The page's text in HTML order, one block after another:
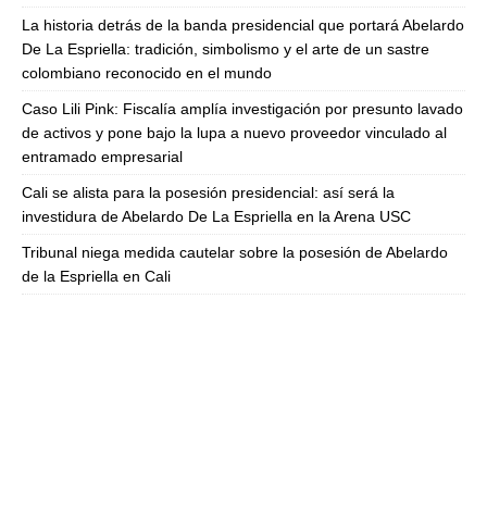
La historia detrás de la banda presidencial que portará Abelardo
De La Espriella: tradición, simbolismo y el arte de un sastre
colombiano reconocido en el mundo
Caso Lili Pink: Fiscalía amplía investigación por presunto lavado
de activos y pone bajo la lupa a nuevo proveedor vinculado al
entramado empresarial
Cali se alista para la posesión presidencial: así será la
investidura de Abelardo De La Espriella en la Arena USC
Tribunal niega medida cautelar sobre la posesión de Abelardo
de la Espriella en Cali